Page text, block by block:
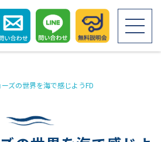
ーズの世界を海で感じようFD